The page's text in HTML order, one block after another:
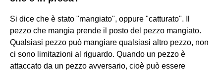
Si dice che è stato "mangiato", oppure "catturato". Il
pezzo che mangia prende il posto del pezzo mangiato.
Qualsiasi pezzo può mangiare qualsiasi altro pezzo, non
ci sono limitazioni al riguardo. Quando un pezzo è
attaccato da un pezzo avversario, cioè può essere